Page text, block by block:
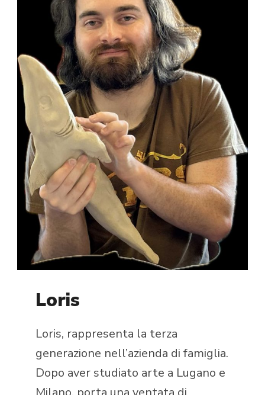
Loris
Loris, rappresenta la terza
generazione nell’azienda di famiglia.
Dopo aver studiato arte a Lugano e